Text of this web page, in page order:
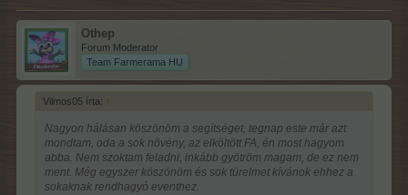
Othep
Forum Moderator
Team Farmerama HU
Vilmos05 írta: ↑
Nagyon hálásan köszönöm a segítséget, tegnap este már azt
mondtam, oda a sok növény, az elköltött FA, én most hagyom
abba. Nem szoktam feladni, inkább gyötröm magam, de ez nem
ment. Még egyszer köszönöm és sok türelmet kívánok ehhez a
sokaknak rendhagyó eventhez.